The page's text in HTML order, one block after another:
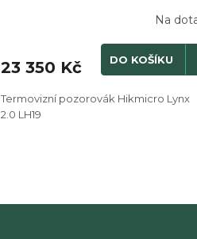
Na
23 350 Kč DO KOŠÍKU
Termovizní pozorovák Hikmicro Lynx
2.0 LH19